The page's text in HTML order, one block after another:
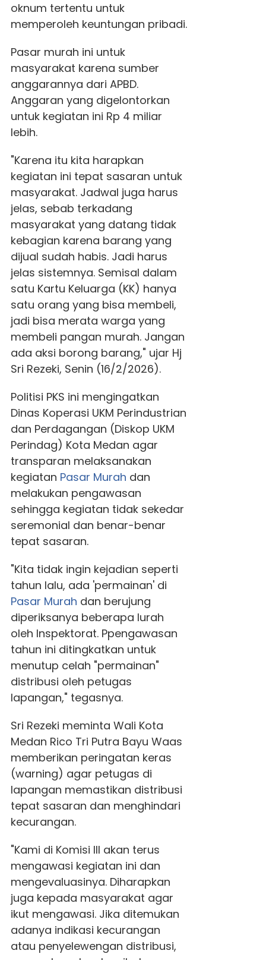
oknum tertentu untuk
memperoleh keuntungan pribadi.
Pasar murah ini untuk
masyarakat karena sumber
anggarannya dari APBD.
Anggaran yang digelontorkan
untuk kegiatan ini Rp 4 miliar
lebih.
"Karena itu kita harapkan
kegiatan ini tepat sasaran untuk
masyarakat. Jadwal juga harus
jelas, sebab terkadang
masyarakat yang datang tidak
kebagian karena barang yang
dijual sudah habis. Jadi harus
jelas sistemnya. Semisal dalam
satu Kartu Keluarga (KK) hanya
satu orang yang bisa membeli,
jadi bisa merata warga yang
membeli pangan murah. Jangan
ada aksi borong barang," ujar Hj
Sri Rezeki, Senin (16/2/2026).
Politisi PKS ini mengingatkan
Dinas Koperasi UKM Perindustrian
dan Perdagangan (Diskop UKM
Perindag) Kota Medan agar
transparan melaksanakan
kegiatan Pasar Murah dan
melakukan pengawasan
sehingga kegiatan tidak sekedar
seremonial dan benar-benar
tepat sasaran.
"Kita tidak ingin kejadian seperti
tahun lalu, ada 'permainan' di
Pasar Murah dan berujung
diperiksanya beberapa lurah
oleh Inspektorat. Ppengawasan
tahun ini ditingkatkan untuk
menutup celah "permainan"
distribusi oleh petugas
lapangan," tegasnya.
Sri Rezeki meminta Wali Kota
Medan Rico Tri Putra Bayu Waas
memberikan peringatan keras
(warning) agar petugas di
lapangan memastikan distribusi
tepat sasaran dan menghindari
kecurangan.
"Kami di Komisi III akan terus
mengawasi kegiatan ini dan
mengevaluasinya. Diharapkan
juga kepada masyarakat agar
ikut mengawasi. Jika ditemukan
adanya indikasi kecurangan
atau penyelewengan distribusi,